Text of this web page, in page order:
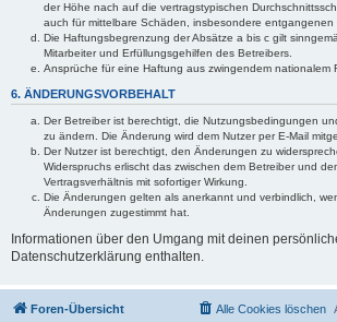
der Höhe nach auf die vertragstypischen
auch für mittelbare Schäden, insbesondere entgangenen
Die Haftungsbegrenzung der Absätze a bis c gilt
Mitarbeiter und Erfüllungsgehilfen des Betreibers.
Ansprüche für eine Haftung aus zwingendem nationalem
6. ÄNDERUNGSVORBEHALT
Der Betreiber ist berechtigt, die Nutzungsbedingungen
zu ändern. Die Änderung wird dem Nutzer per E-Mail
Der Nutzer ist berechtigt, den Änderungen zu
Widerspruchs erlischt das zwischen dem Betreiber und
Vertragsverhältnis mit sofortiger Wirkung.
Die Änderungen gelten als anerkannt und verbindlich,
Änderungen zugestimmt hat.
Informationen über den Umgang mit deinen
Datenschutzerklärung enthalten.
Foren-Übersicht Alle Cookies löschen